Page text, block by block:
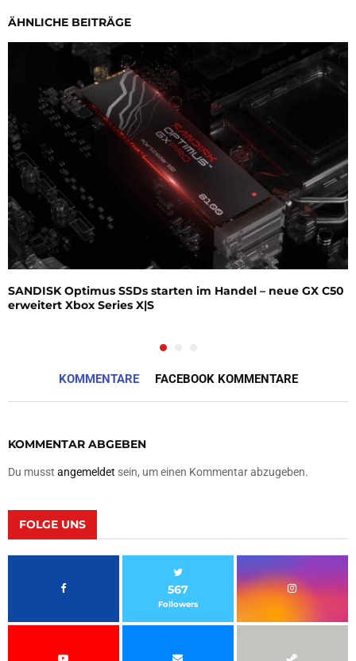
ÄHNLICHE BEITRÄGE
SANDISK Optimus SSDs starten im Handel – neue GX C50
erweitert Xbox Series X|S
KOMMENTARE FACEBOOK KOMMENTARE
KOMMENTAR ABGEBEN
Du musst angemeldet sein, um einen Kommentar abzugeben.
FOLGE UNS
567
Followers